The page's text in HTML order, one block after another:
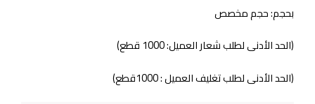
بحجم: حجم مخصص
(الحد الأدنى لطلب شعار العميل: 1000 قطع)
(الحد الأدنى لطلب تغليف العميل : 1000قطع)